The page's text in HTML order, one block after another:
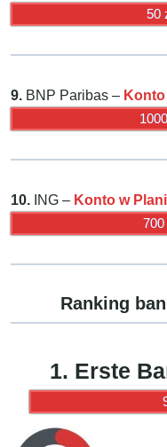
50
9. BNP Paribas –
10. ING – Konto w
700
Ranking
1. Erste